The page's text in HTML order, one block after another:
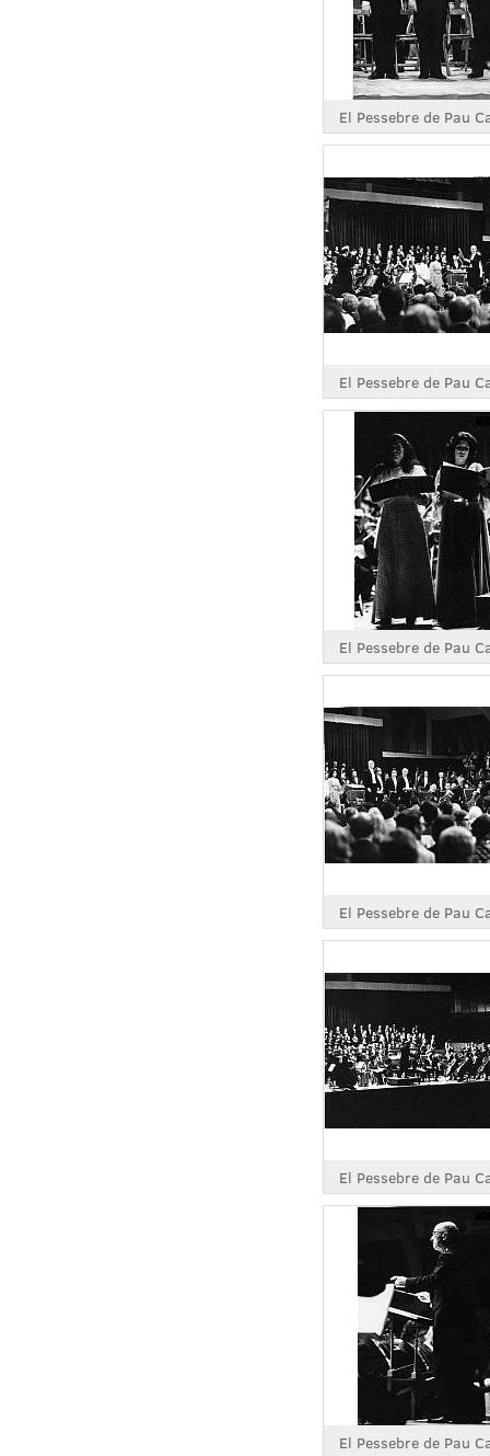
El Pessebre de Pau
El Pessebre de Pau
El Pessebre de Pau
El Pessebre de Pau
El Pessebre de Pau
El Pessebre de Pau